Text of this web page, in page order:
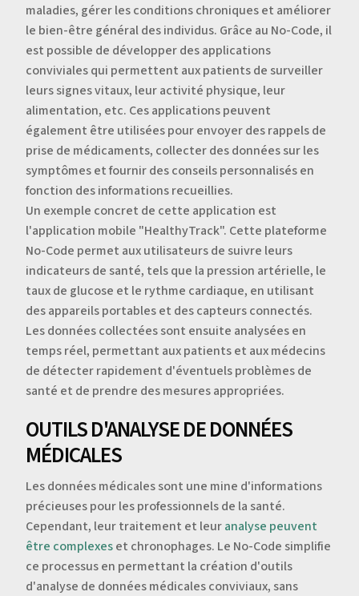
maladies, gérer les conditions chroniques et améliorer
le bien-être général des individus. Grâce au No-Code, il
est possible de développer des applications
conviviales qui permettent aux patients de surveiller
leurs signes vitaux, leur activité physique, leur
alimentation, etc. Ces applications peuvent
également être utilisées pour envoyer des rappels de
prise de médicaments, collecter des données sur les
symptômes et fournir des conseils personnalisés en
fonction des informations recueillies.
Un exemple concret de cette application est
l'application mobile "HealthyTrack". Cette plateforme
No-Code permet aux utilisateurs de suivre leurs
indicateurs de santé, tels que la pression artérielle, le
taux de glucose et le rythme cardiaque, en utilisant
des appareils portables et des capteurs connectés.
Les données collectées sont ensuite analysées en
temps réel, permettant aux patients et aux médecins
de détecter rapidement d'éventuels problèmes de
santé et de prendre des mesures appropriées.
OUTILS D'ANALYSE DE DONNÉES
MÉDICALES
Les données médicales sont une mine d'informations
précieuses pour les professionnels de la santé.
Cependant, leur traitement et leuranalyse peuvent
être complexeset chronophages. Le No-Code simplifie
ce processus en permettant la création d'outils
d'analyse de données médicales conviviaux, sans